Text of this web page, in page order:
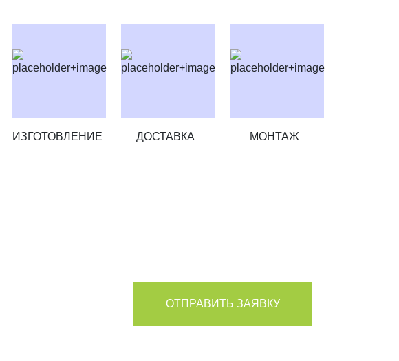
ИЗГОТОВЛЕНИЕ ДОСТАВКА МОНТАЖ
ОТПРАВИТЬ ЗАЯВКУ